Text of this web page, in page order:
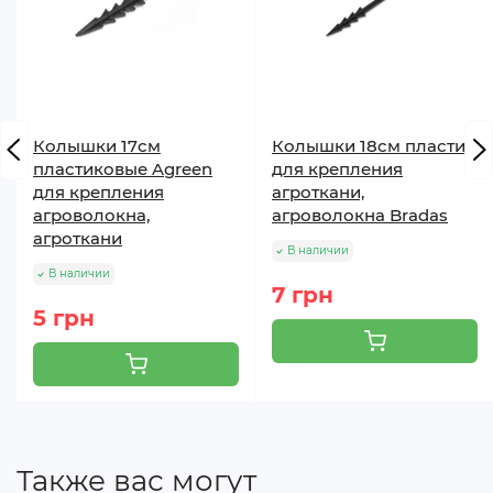
Мульчирование
- хороший способ обогатить
Колышки 17см
пластиковые Agreen
для крепления
агроволокна,
агроткани
В наличии
5 грн
Колышки 18cм пластик
для крепления
агроткани,
агроволокна Bradas
В наличии
7 грн
Также вас могут